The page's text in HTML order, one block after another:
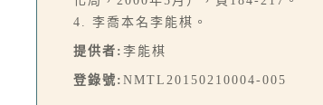
4. 李喬本名李能棋。
提供者: 李能棋
登錄號: NMTL20150210004-005